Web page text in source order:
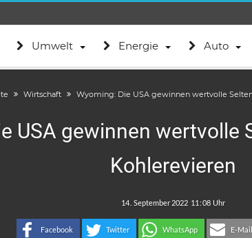
Umwelt Energie Auto
Wirtschaft Wyoming: Die USA gewinnen wertvolle
USA gewinnen wertvolle
Kohlerevieren
:
Facebook Twitter WhatsApp E-Mail